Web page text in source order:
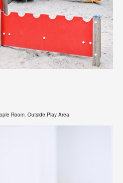
Room, Outside Play Area